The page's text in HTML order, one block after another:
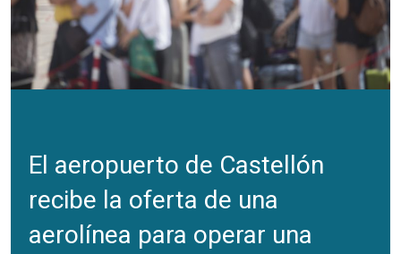
El aeropuerto de Castellón
recibe la oferta de una
aerolínea para operar una